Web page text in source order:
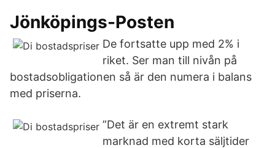
Jönköpings-Posten
De fortsatte upp med 2% i
riket. Ser man till nivån på
bostadsobligationen så är den numera i balans
med priserna.
”Det är en extremt stark
marknad med korta säljtider